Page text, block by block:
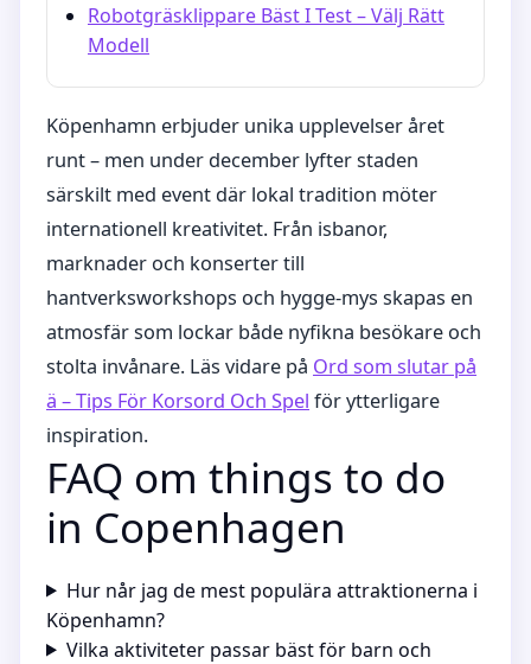
Robotgräsklippare Bäst I Test – Välj Rätt
Modell
Köpenhamn erbjuder unika upplevelser året
runt – men under december lyfter staden
särskilt med event där lokal tradition möter
internationell kreativitet. Från isbanor,
marknader och konserter till
hantverksworkshops och hygge-mys skapas en
atmosfär som lockar både nyfikna besökare och
stolta invånare. Läs vidare på Ord som slutar på
ä – Tips För Korsord Och Spel för ytterligare
inspiration.
FAQ om things to do
in Copenhagen
Hur når jag de mest populära attraktionerna i
Köpenhamn?
Vilka aktiviteter passar bäst för barn och